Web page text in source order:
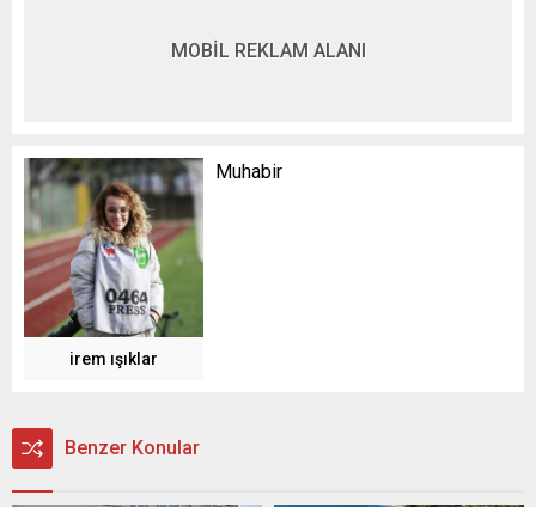
MOBİL REKLAM ALANI
irem ışıklar
Muhabir
Benzer Konular